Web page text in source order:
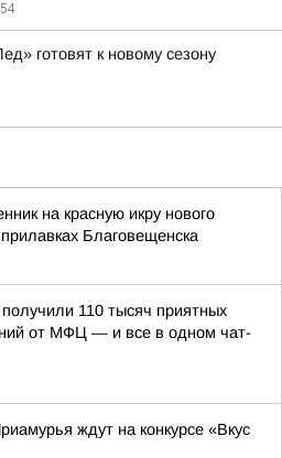
готовят к новому сезону
на красную икру нового
Благовещенска
110 тысяч приятных
от МФЦ — и все в одном чат-
ждут на конкурсе «Вкус